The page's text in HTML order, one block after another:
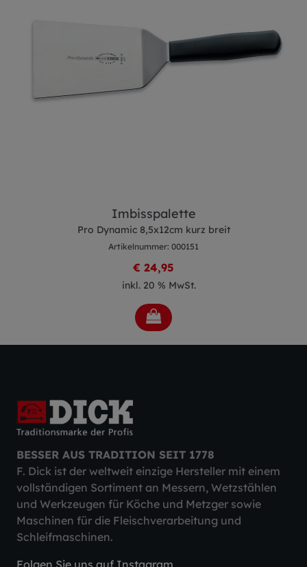
Imbisspalette
Pro Dynamic 8,5x12cm kurz breit
Artikelnummer: 000151
€ 24,95
inkl. 20 % MwSt.
BESSER AUS TRADITION SEIT 1778
F. Dick ist der weltweit einzige Hersteller mit einem
vollständigen Sortiment an Messern, Wetzstählen
und Werkzeugen für Köche und Metzger sowie
Maschinen für die Fleischverarbeitung und
Schleifmaschinen.